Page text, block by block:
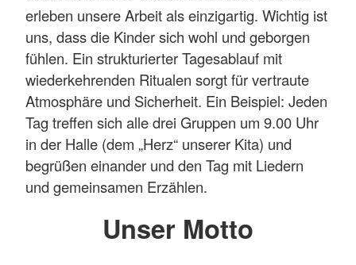
erleben unsere Arbeit als einzigartig. Wichtig ist
uns, dass die Kinder sich wohl und geborgen
fühlen. Ein strukturierter Tagesablauf mit
wiederkehrenden Ritualen sorgt für vertraute
Atmosphäre und Sicherheit. Ein Beispiel: Jeden
Tag treffen sich alle drei Gruppen um 9.00 Uhr
in der Halle (dem „Herz“ unserer Kita) und
begrüßen einander und den Tag mit Liedern
und gemeinsamen Erzählen.
Unser Motto